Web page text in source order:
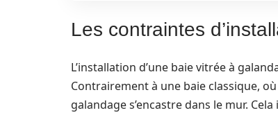
Les contraintes
L’installation d’une baie vitrée à
Contrairement à une baie classique,
galandage s’encastre dans le mur.